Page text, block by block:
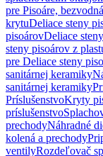
pre Pisoáre,
krytuDeliace steny
pisoárovDeliace
steny pisoárov z
pre Deliace steny
sanitárnej keramiky
sanitárnej keramiky
PríslušenstvoKryty
príslušenstvo
prechodyNáhradné
kolená a prechody
ventilyRozdeľovač